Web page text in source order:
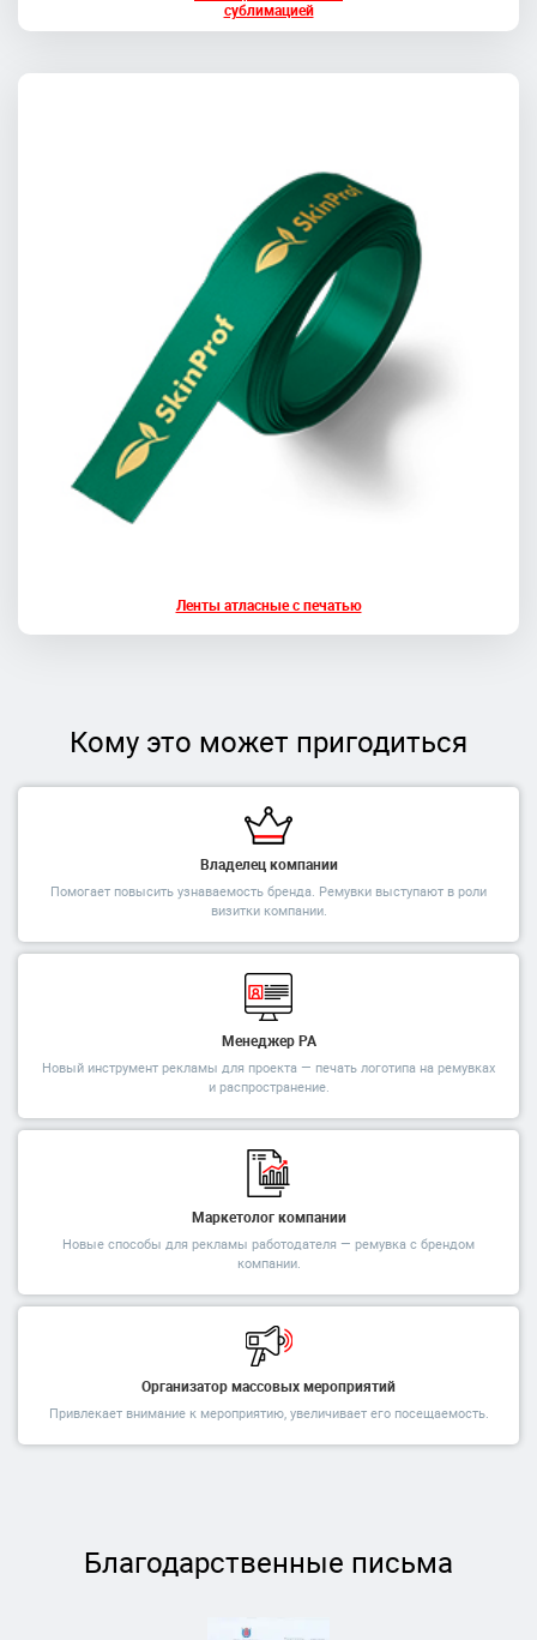
сублимацией
Ленты атласные с печатью
Кому это может пригодиться
Владелец компании
Помогает повысить узнаваемость бренда. Ремувки выступают в роли
визитки компании.
Менеджер РА
Новый инструмент рекламы для проекта — печать логотипа на ремувках
и распространение.
Маркетолог компании
Новые способы для рекламы работодателя — ремувка с брендом
компании.
Организатор массовых мероприятий
Привлекает внимание к мероприятию, увеличивает его посещаемость.
Благодарственные письма